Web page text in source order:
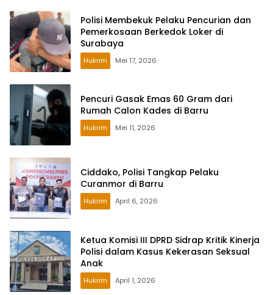
Polisi Membekuk Pelaku Pencurian dan
Pemerkosaan Berkedok Loker di
Surabaya
Hukrim Mei 17, 2026
Pencuri Gasak Emas 60 Gram dari
Rumah Calon Kades di Barru
Hukrim Mei 11, 2026
Ciddako, Polisi Tangkap Pelaku
Curanmor di Barru
Hukrim April 6, 2026
Ketua Komisi III DPRD Sidrap Kritik Kinerja
Polisi dalam Kasus Kekerasan Seksual
Anak
Hukrim April 1, 2026